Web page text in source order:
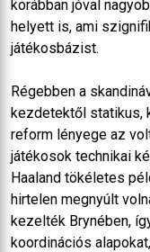
korábban jóval
helyett is, ami
játékosbázist.
Régebben a
kezdetektől statikus,
reform lényege az
játékosok technikai
Haaland tökéletes
hirtelen megnyúlt
kezelték Brynében,
koordinációs